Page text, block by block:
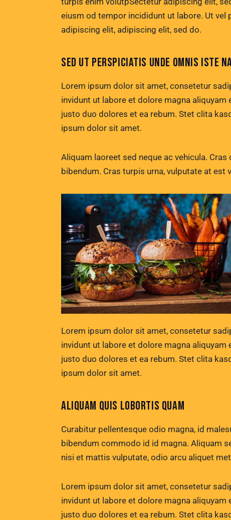
eiusm od tempor incididunt ut labore. Ut vel
adipiscing elit, adipiscing elit, sed do.
SED UT PERSPICIATIS UNDE OMNIS ISTE
Lorem ipsum dolor sit amet, consetetur
invidunt ut labore et dolore magna
justo duo dolores et ea rebum. Stet clita
ipsum dolor sit amet.
Aliquam laoreet sed neque ac vehicula.
bibendum. Cras turpis urna, vulputate at est
Lorem ipsum dolor sit amet, consetetur
invidunt ut labore et dolore magna
justo duo dolores et ea rebum. Stet clita
ipsum dolor sit amet.
ALIQUAM QUIS LOBORTIS QUAM
Curabitur pellentesque odio magna, id
bibendum commodo id id magna. Aliquam
nisi et mattis vulputate, odio arcu aliquet
Lorem ipsum dolor sit amet, consetetur
invidunt ut labore et dolore magna
justo duo dolores et ea rebum. Stet clita